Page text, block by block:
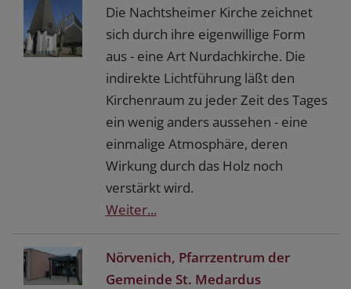
Die Nachtsheimer Kirche zeichnet
sich durch ihre eigenwillige Form
aus - eine Art Nurdachkirche. Die
indirekte Lichtführung läßt den
Kirchenraum zu jeder Zeit des Tages
ein wenig anders aussehen - eine
einmalige Atmosphäre, deren
Wirkung durch das Holz noch
verstärkt wird.
Weiter...
Nörvenich, Pfarrzentrum der
Gemeinde St. Medardus